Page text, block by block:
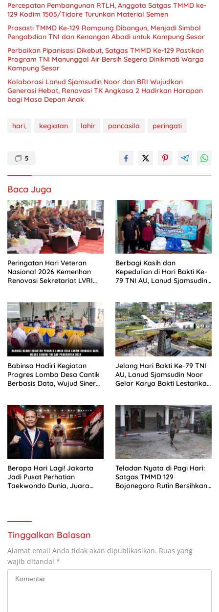
Percepatan Pembangunan RTLH, Anggota Satgas TMMD ke-
129 Kodim 1505/Tidore Turunkan Material Semen
Prasasti TMMD Ke-129 Rampung Dibangun, Menjadi Simbol
Pengabdian TNI dan Kenangan Abadi untuk Kampung Sesor
Perbaikan Pipanisasi Dikebut, Satgas TMMD Ke-129 Pastikan
Program TNI Manunggal Air Bersih Segera Dinikmati Warga
Kampung Sesor
Kolaborasi Lanud Sjamsudin Noor dan BRI Wujudkan
Generasi Hebat, Renovasi TK Angkasa 2 Hadirkan Harapan
bagi Masa Depan Anak
hari, kegiatan lahir pancasila peringati
5
Baca Juga
Peringatan Hari Veteran
Nasional 2026 Kemenhan
Renovasi Sekretariat LVRI
Berbagi Kasih dan
Kepedulian di Hari Bakti Ke-
79 TNI AU, Lanud Sjamsudin
Purnawirawan
Babinsa Hadiri Kegiatan
Progres Lomba Desa Cantik
Berbasis Data, Wujud Sinergi
Jelang Hari Bakti Ke-79 TNI
AU, Lanud Sjamsudin Noor
Gelar Karya Bakti Lestarikan
Berapa Hari Lagi! Jakarta
Jadi Pusat Perhatian
Taekwondo Dunia, Juara
2026
Teladan Nyata di Pagi Hari:
Satgas TMMD 129
Bojonegoro Rutin Bersihkan
Tinggalkan Balasan
Alamat email Anda tidak akan dipublikasikan. Ruas yang
wajib ditandai *